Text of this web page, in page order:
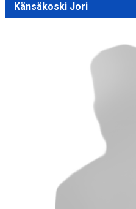
Känsäkoski Jori